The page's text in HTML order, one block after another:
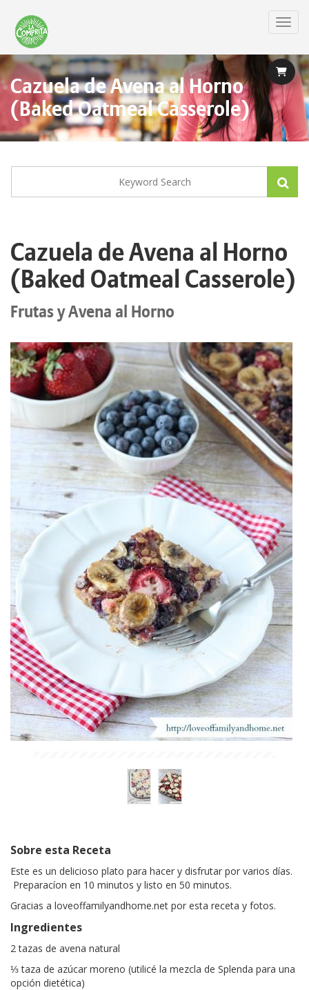
main
content
Cazuela de Avena al Horno
(Baked Oatmeal Casserole)
Cazuela de Avena al Horno
(Baked Oatmeal Casserole)
Frutas y Avena al Horno
Sobre esta Receta
Este es un delicioso plato para hacer y disfrutar por varios días.
Preparacíon en 10 minutos y listo en 50 minutos.
Gracias a loveoffamilyandhome.net por esta receta y fotos.
Ingredientes
2 tazas de avena natural
⅓ taza de azúcar moreno (utilicé la mezcla de Splenda para una
opción dietética)